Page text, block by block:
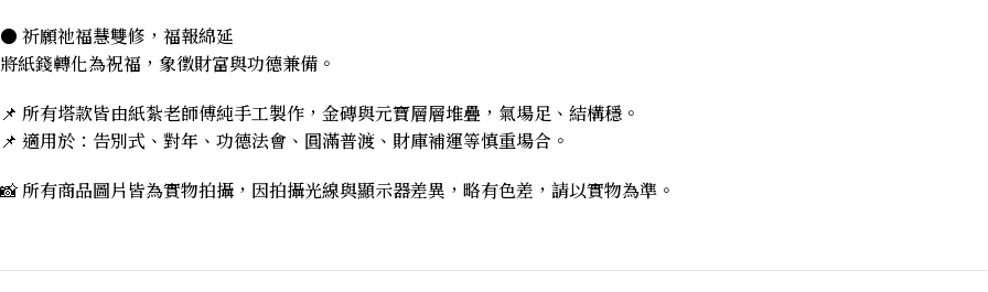
● 祈願祂福慧雙修，福報綿延
將紙錢轉化為祝福，象徵財富與功德兼備。
📌 所有塔款皆由紙紮老師傅純手工製作，金磚與元寶層層堆疊，氣場足、結構穩。
📌 適用於：告別式、對年、功德法會、圓滿普渡、財庫補運等慎重場合。
📸 所有商品圖片皆為實物拍攝，因拍攝光線與顯示器差異，略有色差，請以實物為準。